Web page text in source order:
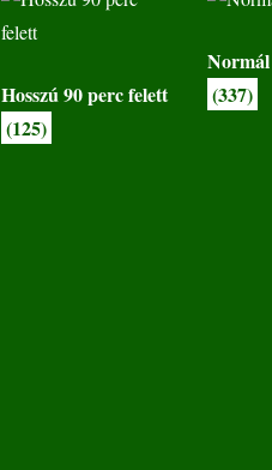
Hosszú 90 perc felett
(125)
(337)